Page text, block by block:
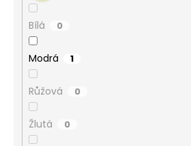
Bílá 0
Modrá 1
Růžová 0
Žlutá 0